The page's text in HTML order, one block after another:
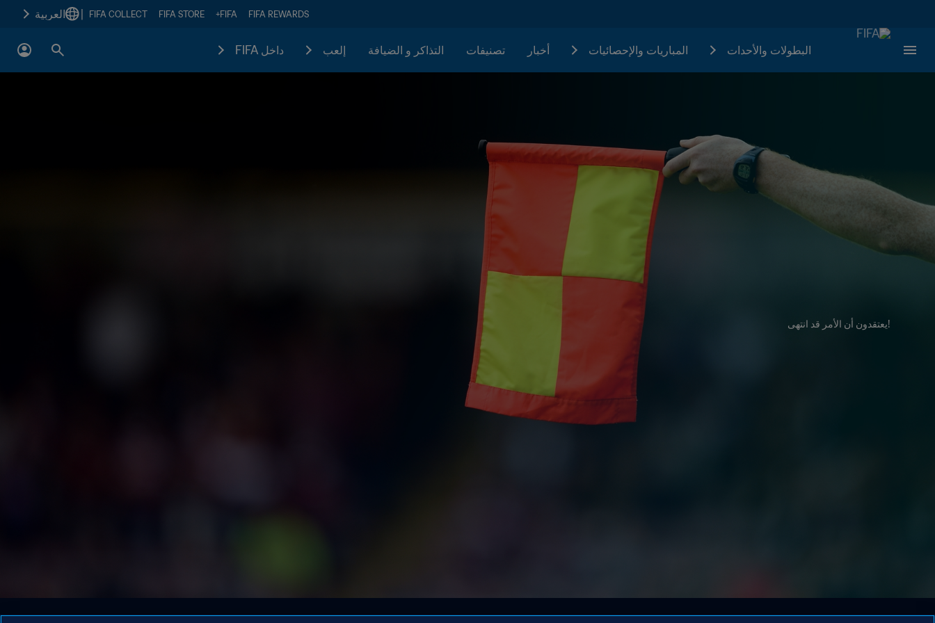
FIFA REWARDS
FIFA+
FIFA STORE
FIFA COLLECT العربية
البطولات والأحدات المباريات والإحصائيات أخبار تصنيفات التذاكر و الضيافة إلعب داخل FIFA
!يعتقدون أن الأمر قد انتهى